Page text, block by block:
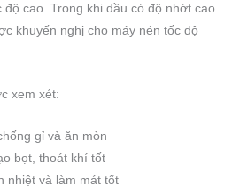
cao. Trong khi dầu có độ nhớt cao
khuyến nghị cho máy nén tốc độ
xem xét:
gỉ và ăn mòn
bọt, thoát khí tốt
nhiệt và làm mát tốt